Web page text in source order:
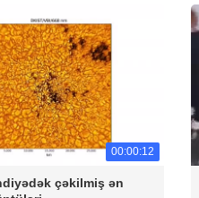
00:00:12
çəkilmiş ən